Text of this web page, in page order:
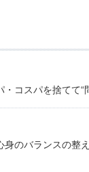
スパを捨てて“
のバランスの整